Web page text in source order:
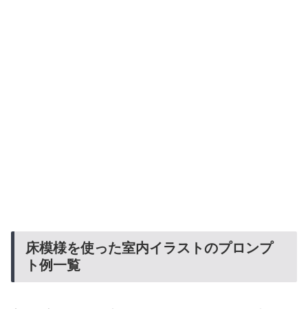
床模様を使った室内イラストのプロンプ
ト例一覧